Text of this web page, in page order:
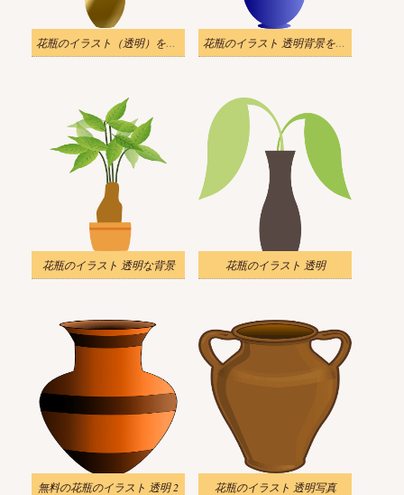
花瓶のイラスト（透明）をダウンロード 花瓶のイラスト 透明背景をダウンロード
花瓶のイラスト 透明な背景 花瓶のイラスト 透明
無料の花瓶のイラスト 透明 2 花瓶のイラスト 透明写真